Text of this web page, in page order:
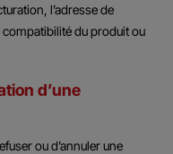
l’adresse de
compatibilité du produit ou
d’une
ou d’annuler une